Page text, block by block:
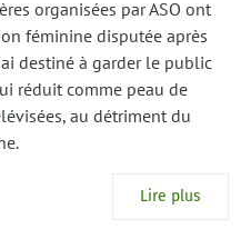
organisées par ASO ont
féminine disputée après
destiné à garder le public
réduit comme peau de
au détriment du
Lire plus